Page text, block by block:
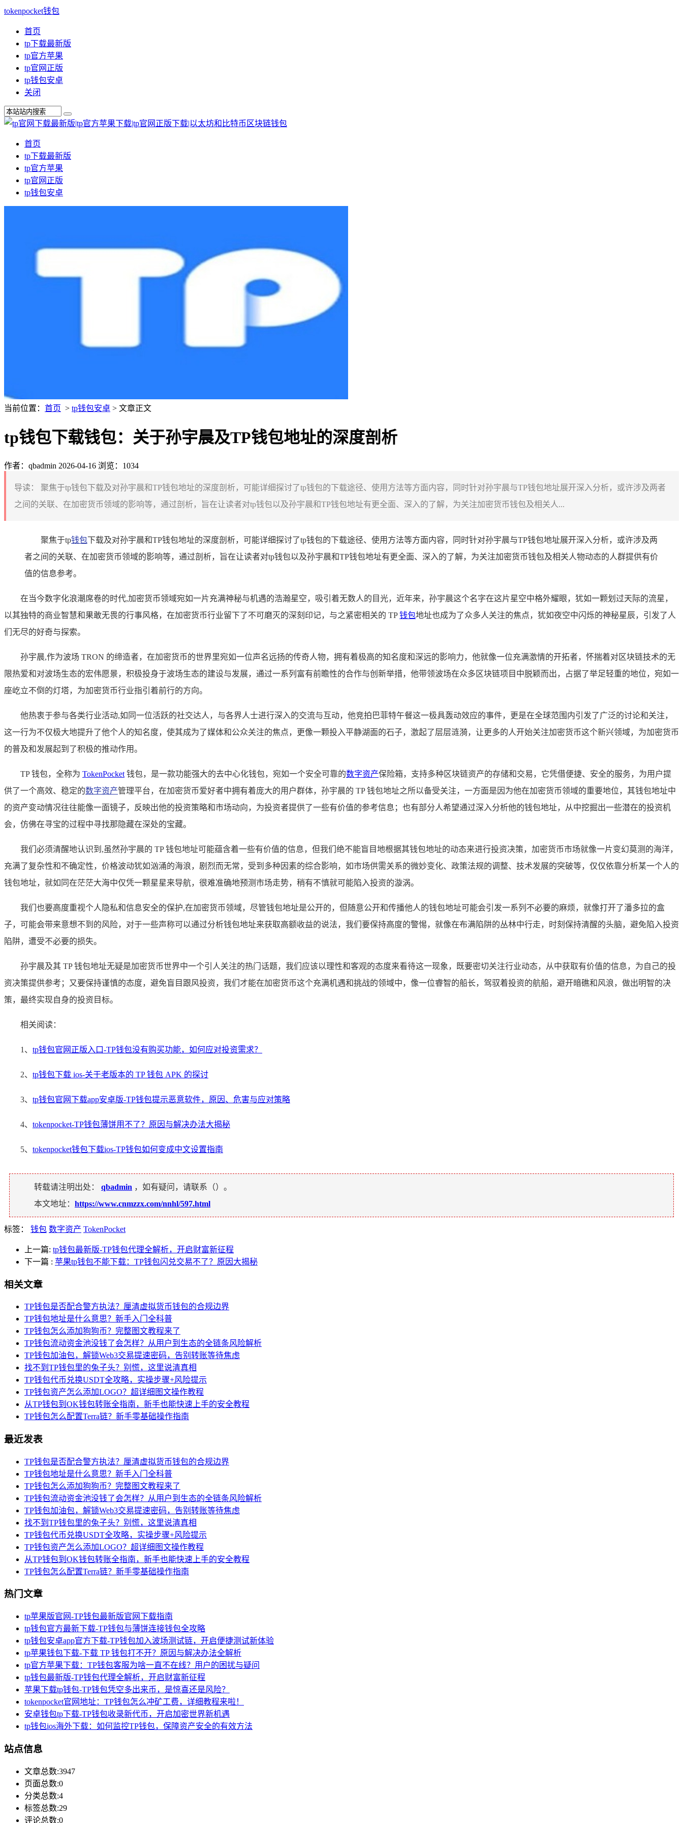
tokenpocket钱包
首页
tp下载最新版
tp官方苹果
tp官网正版
tp钱包安卓
关闭
首页
tp下载最新版
tp官方苹果
tp官网正版
tp钱包安卓
当前位置： 首页 > tp钱包安卓 > 文章正文
tp钱包下载钱包：关于孙宇晨及TP钱包地址的深度剖析
作者：qbadmin 2026-04-16 浏览：1034
导读：
聚焦于tp钱包下载及对孙宇晨和TP钱包地址的深度剖析，可能详细探讨了tp钱包的下载途径、使用方法等方面内容，同时针对孙宇晨与TP钱包地址展开深入分析，或许涉及两者
之间的关联、在加密货币领域的影响等，通过剖析，旨在让读者对tp钱包以及孙宇晨和TP钱包地址有更全面、深入的了解，为关注加密货币钱包及相关人...
聚焦于tp钱包下载及对孙宇晨和TP钱包地址的深度剖析，可能详细探讨了tp钱包的下载途径、使用方法等方面内容，同时针对孙宇晨与TP钱包地址展开深入分析，或许涉及两
者之间的关联、在加密货币领域的影响等，通过剖析，旨在让读者对tp钱包以及孙宇晨和TP钱包地址有更全面、深入的了解，为关注加密货币钱包及相关人物动态的人群提供有价
值的信息参考。
在当今数字化浪潮席卷的时代,加密货币领域宛如一片充满神秘与机遇的浩瀚星空，吸引着无数人的目光，近年来，孙宇晨这个名字在这片星空中格外耀眼，犹如一颗划过天际的流星，
以其独特的商业智慧和果敢无畏的行事风格，在加密货币行业留下了不可磨灭的深刻印记，与之紧密相关的 TP钱包地址也成为了众多人关注的焦点，犹如夜空中闪烁的神秘星辰，引发了人
们无尽的好奇与探索。
孙宇晨,作为波场 TRON 的缔造者，在加密货币的世界里宛如一位声名远扬的传奇人物，拥有着极高的知名度和深远的影响力，他就像一位充满激情的开拓者，怀揣着对区块链技术的无
限热爱和对波场生态的宏伟愿景，积极投身于波场生态的建设与发展，通过一系列富有前瞻性的合作与创新举措，他带领波场在众多区块链项目中脱颖而出，占据了举足轻重的地位，宛如一
座屹立不倒的灯塔，为加密货币行业指引着前行的方向。
他热衷于参与各类行业活动,如同一位活跃的社交达人，与各界人士进行深入的交流与互动，他竞拍巴菲特午餐这一极具轰动效应的事件，更是在全球范围内引发了广泛的讨论和关注，
这一行为不仅极大地提升了他个人的知名度，使其成为了媒体和公众关注的焦点，更像一颗投入平静湖面的石子，激起了层层涟漪，让更多的人开始关注加密货币这个新兴领域，为加密货币
的普及和发展起到了积极的推动作用。
TP 钱包，全称为 TokenPocket 钱包，是一款功能强大的去中心化钱包，宛如一个安全可靠的数字资产保险箱，支持多种区块链资产的存储和交易，它凭借便捷、安全的服务，为用户提
供了一个高效、稳定的数字资产管理平台，在加密货币爱好者中拥有着庞大的用户群体，孙宇晨的 TP 钱包地址之所以备受关注，一方面是因为他在加密货币领域的重要地位，其钱包地址中
的资产变动情况往往能像一面镜子，反映出他的投资策略和市场动向，为投资者提供了一些有价值的参考信息；也有部分人希望通过深入分析他的钱包地址，从中挖掘出一些潜在的投资机
会，仿佛在寻宝的过程中寻找那隐藏在深处的宝藏。
我们必须清醒地认识到,虽然孙宇晨的 TP 钱包地址可能蕴含着一些有价值的信息，但我们绝不能盲目地根据其钱包地址的动态来进行投资决策，加密货币市场就像一片变幻莫测的海洋，
充满了复杂性和不确定性，价格波动犹如汹涌的海浪，剧烈而无常，受到多种因素的综合影响，如市场供需关系的微妙变化、政策法规的调整、技术发展的突破等，仅仅依靠分析某一个人的
钱包地址，就如同在茫茫大海中仅凭一颗星星来导航，很难准确地预测市场走势，稍有不慎就可能陷入投资的漩涡。
我们也要高度重视个人隐私和信息安全的保护,在加密货币领域，尽管钱包地址是公开的，但随意公开和传播他人的钱包地址可能会引发一系列不必要的麻烦，就像打开了潘多拉的盒
子，可能会带来意想不到的风险，对于一些声称可以通过分析钱包地址来获取高额收益的说法，我们要保持高度的警惕，就像在布满陷阱的丛林中行走，时刻保持清醒的头脑，避免陷入投资
陷阱，遭受不必要的损失。
孙宇晨及其 TP 钱包地址无疑是加密货币世界中一个引人关注的热门话题，我们应该以理性和客观的态度来看待这一现象，既要密切关注行业动态，从中获取有价值的信息，为自己的投
资决策提供参考；又要保持谨慎的态度，避免盲目跟风投资，我们才能在加密货币这个充满机遇和挑战的领域中，像一位睿智的船长，驾驭着投资的航船，避开暗礁和风浪，做出明智的决
策，最终实现自身的投资目标。
相关阅读：
1、 tp钱包官网正版入口-TP钱包没有购买功能，如何应对投资需求？
2、 tp钱包下载 ios-关于老版本的 TP 钱包 APK 的探讨
3、 tp钱包官网下载app安卓版-TP钱包提示恶意软件，原因、危害与应对策略
4、 tokenpocket-TP钱包薄饼用不了？原因与解决办法大揭秘
5、 tokenpocket钱包下载ios-TP钱包如何变成中文设置指南
转载请注明出处： qbadmin ，如有疑问，请联系（）。
本文地址： https://www.cnmzzx.com/nnhl/597.html
标签： 钱包 数字资产 TokenPocket
上一篇: tp钱包最新版-TP钱包代理全解析，开启财富新征程
下一篇 : 苹果tp钱包不能下载：TP钱包闪兑交易不了？原因大揭秘
相关文章
TP钱包是否配合警方执法？厘清虚拟货币钱包的合规边界
TP钱包地址是什么意思？新手入门全科普
TP钱包怎么添加狗狗币？完整图文教程来了
TP钱包流动资金池没钱了会怎样？从用户到生态的全链条风险解析
TP钱包加油包，解锁Web3交易提速密码，告别转账等待焦虑
找不到TP钱包里的兔子头？别慌，这里说清真相
TP钱包代币兑换USDT全攻略，实操步骤+风险提示
TP钱包资产怎么添加LOGO？超详细图文操作教程
从TP钱包到OK钱包转账全指南，新手也能快速上手的安全教程
TP钱包怎么配置Terra链？新手零基础操作指南
最近发表
TP钱包是否配合警方执法？厘清虚拟货币钱包的合规边界
TP钱包地址是什么意思？新手入门全科普
TP钱包怎么添加狗狗币？完整图文教程来了
TP钱包流动资金池没钱了会怎样？从用户到生态的全链条风险解析
TP钱包加油包，解锁Web3交易提速密码，告别转账等待焦虑
找不到TP钱包里的兔子头？别慌，这里说清真相
TP钱包代币兑换USDT全攻略，实操步骤+风险提示
TP钱包资产怎么添加LOGO？超详细图文操作教程
从TP钱包到OK钱包转账全指南，新手也能快速上手的安全教程
TP钱包怎么配置Terra链？新手零基础操作指南
热门文章
tp苹果版官网-TP钱包最新版官网下载指南
tp钱包官方最新下载-TP钱包与薄饼连接钱包全攻略
tp钱包安卓app官方下载-TP钱包加入波场测试链，开启便捷测试新体验
tp苹果钱包下载-下载 TP 钱包打不开？原因与解决办法全解析
tp官方苹果下载：TP钱包客服为啥一直不在线？用户的困扰与疑问
tp钱包最新版-TP钱包代理全解析，开启财富新征程
苹果下载tp钱包-TP钱包凭空多出来币，是惊喜还是风险？
tokenpocket官网地址：TP钱包怎么冲矿工费，详细教程来啦！
安卓钱包tp下载-TP钱包收录新代币，开启加密世界新机遇
tp钱包ios海外下载：如何监控TP钱包，保障资产安全的有效方法
站点信息
文章总数:3947
页面总数:0
分类总数:4
标签总数:29
评论总数:0